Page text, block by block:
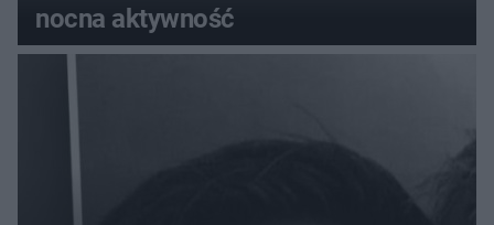
nocna aktywność